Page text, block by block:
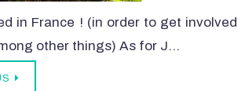
in France ! (in order to get involved
other things) As for J…